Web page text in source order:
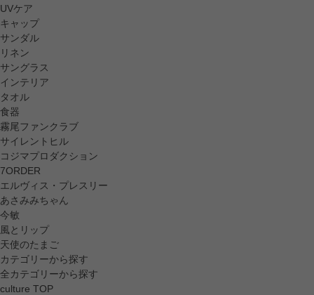
UVケア
キャップ
サンダル
リネン
サングラス
インテリア
タオル
食器
霧尾ファンクラブ
サイレントヒル
コジマプロダクション
7ORDER
エルヴィス・プレスリー
あさみみちゃん
今敏
風とリップ
天使のたまご
カテゴリーから探す
全カテゴリーから探す
culture TOP